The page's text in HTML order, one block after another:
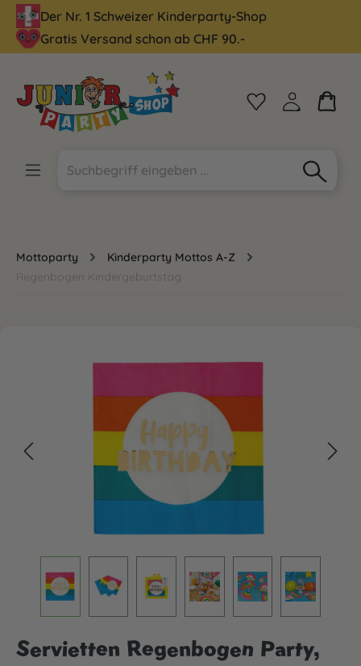
springen
Der Nr. 1 Schweizer Kinderparty-Shop
Gratis Versand schon ab CHF 90.-
Mottoparty
Kinderparty Mottos A-Z
Regenbogen Kindergeburtstag
Bildergalerie überspringen
Servietten Regenbogen Party,